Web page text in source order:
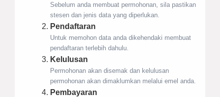
Sebelum anda membuat permohonan, sila pastikan
stesen dan jenis data yang diperlukan.
Pendaftaran
Untuk memohon data anda dikehendaki membuat
pendaftaran terlebih dahulu.
Kelulusan
Permohonan akan disemak dan kelulusan
permohonan akan dimaklumkan melalui emel anda.
Pembayaran